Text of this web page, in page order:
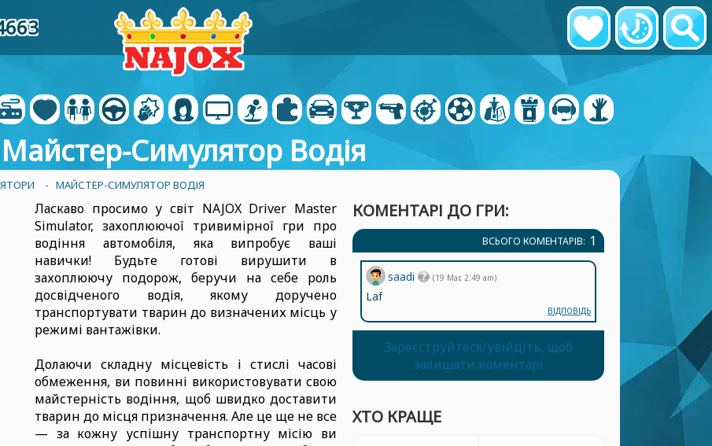
Майстер-Симулятор Водія
- МАЙСТЕР-СИМУЛЯТОР ВОДІЯ
Ласкаво просимо у світ NAJOX Driver Master
Simulator, захоплюючої тривимірної гри про
водіння автомобіля, яка випробує ваші
навички! Будьте готові вирушити в
захоплюючу подорож, беручи на себе роль
досвідченого водія, якому доручено
транспортувати тварин до визначених місць у
режимі вантажівки.
Долаючи складну місцевість і стислі часові
обмеження, ви повинні використовувати свою
майстерність водіння, щоб швидко доставити
тварин до місця призначення. Але це ще не все
— за кожну успішну транспортну місію ви
КОМЕНТАРІ ДО ГРИ:
ВСЬОГО КОМЕНТАРІВ: 1
saadi (19 Mar, 2:49 am)
Laf
ВІДПОВІДЬ
Зареєструйтеся/увійдіть, щоб
залишати коментарі
ХТО КРАЩЕ